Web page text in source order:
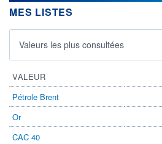
MES LISTES
Valeurs les plus consultées
VALEUR
Pétrole Brent
Or
CAC 40